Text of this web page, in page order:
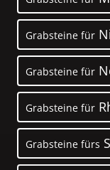
Grabsteine für
Grabsteine für
Grabsteine für
Grabsteine fürs